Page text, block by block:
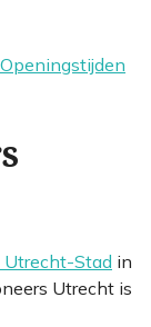
Openingstijden
Utrecht-Stad in
Utrecht is